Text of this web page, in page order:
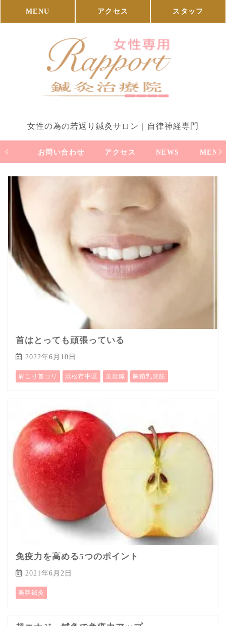
MENU アクセス スタッフ
女性の為の若返り鍼灸サロン｜自律神経専門
お問い合わせ アクセス NEWS MENU
首はとっても頑張っている
2022年6月10日
肩こり首コリ 浜松市中区 美容鍼 胸鎖乳突筋
免疫力を高める5つのポイント
2021年6月2日
美容鍼灸